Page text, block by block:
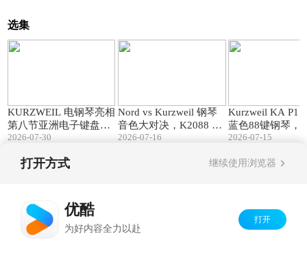
选集
KURZWEIL 电钢琴亮相
第八节亚洲电子键盘音
乐节!
2026-07-30
Nord vs Kurzweil 钢琴
音色大对决，K2088 K2
061 舞台电钢谁更强？
2026-07-16
Kurzweil KA P1
蓝色88键钢琴，
色双在线！
2026-07-15
打开方式 继续使用浏览器
优酷
为好内容全力以赴
打开